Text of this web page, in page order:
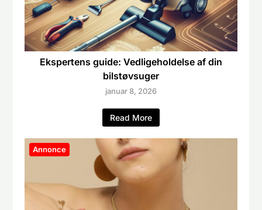
Ekspertens guide: Vedligeholdelse af din
bilstøvsuger
januar 8, 2026
Read More
Annonce